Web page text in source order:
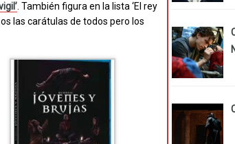
. También figura en la lista ‘El rey
las carátulas de todos pero los